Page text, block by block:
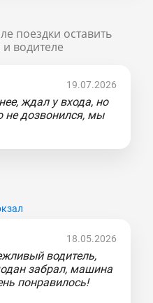
поездки оставить
водителе
19.07.2026
ждал у входа, но
не дозвонился, мы
18.05.2026
водитель,
забрал, машина
понравилось!